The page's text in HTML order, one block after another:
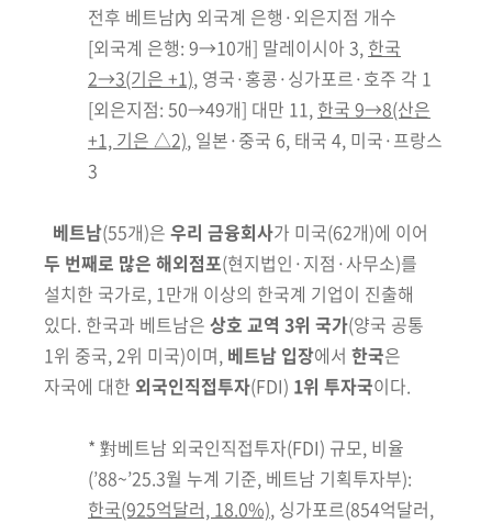
전후 베트남內 외국계 은행·외은지점 개수
[외국계 은행: 9→10개] 말레이시아 3, 한국
2→3(기은 +1), 영국·홍콩·싱가포르·호주 각 1
[외은지점: 50→49개] 대만 11, 한국 9→8(산은
+1, 기은 △2), 일본·중국 6, 태국 4, 미국·프랑스
3
베트남(55개)은 우리 금융회사가 미국(62개)에 이어
두 번째로 많은 해외점포(현지법인·지점·사무소)를
설치한 국가로, 1만개 이상의 한국계 기업이 진출해
있다. 한국과 베트남은 상호 교역 3위 국가(양국 공통
1위 중국, 2위 미국)이며, 베트남 입장에서 한국은
자국에 대한 외국인직접투자(FDI) 1위 투자국이다.
* 對베트남 외국인직접투자(FDI) 규모, 비율
(’88~’25.3월 누계 기준, 베트남 기획투자부):
한국(925억달러, 18.0%), 싱가포르(854억달러,